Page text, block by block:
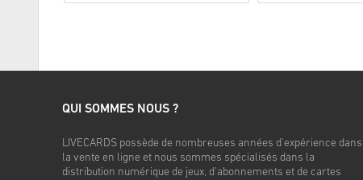
QUI SOMMES NOUS ?
LIVECARDS possède de nombreuses années d'expérience dans
la vente en ligne et nous sommes spécialisés dans la
distribution numérique de jeux, d'abonnements et de cartes